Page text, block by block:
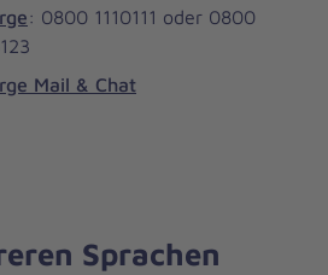
: 0800 1110111 oder 0800
Mail & Chat
Sprachen